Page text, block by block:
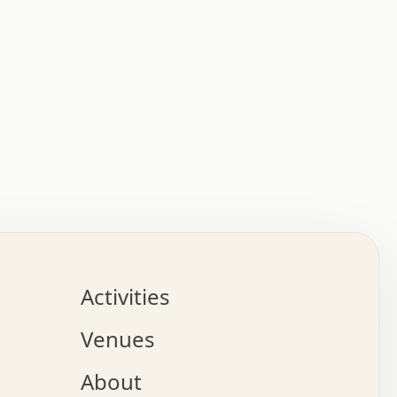
.   .   .   .   .   .   .   .   x   .   .   .   .
o   .   .   .   .   .   .   .   .   x   .   .   .
.   .   .   :   .   .   .   x   .   .   .   :   .
.   .   .   +   .   .   .   .   .   .   .   .   x
.   .   x   .   .   .   .   .   .   :   .   .   .
Activities
Venues
About